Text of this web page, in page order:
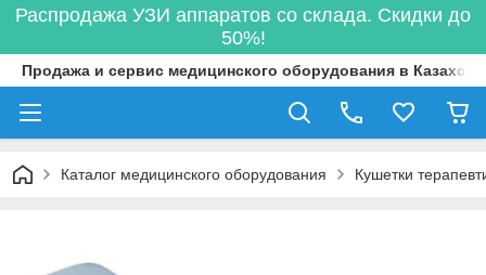
Распродажа УЗИ аппаратов со склада. Скидки до
50%!
Продажа и сервис медицинского оборудования в
Каталог медицинского оборудования Кушетки